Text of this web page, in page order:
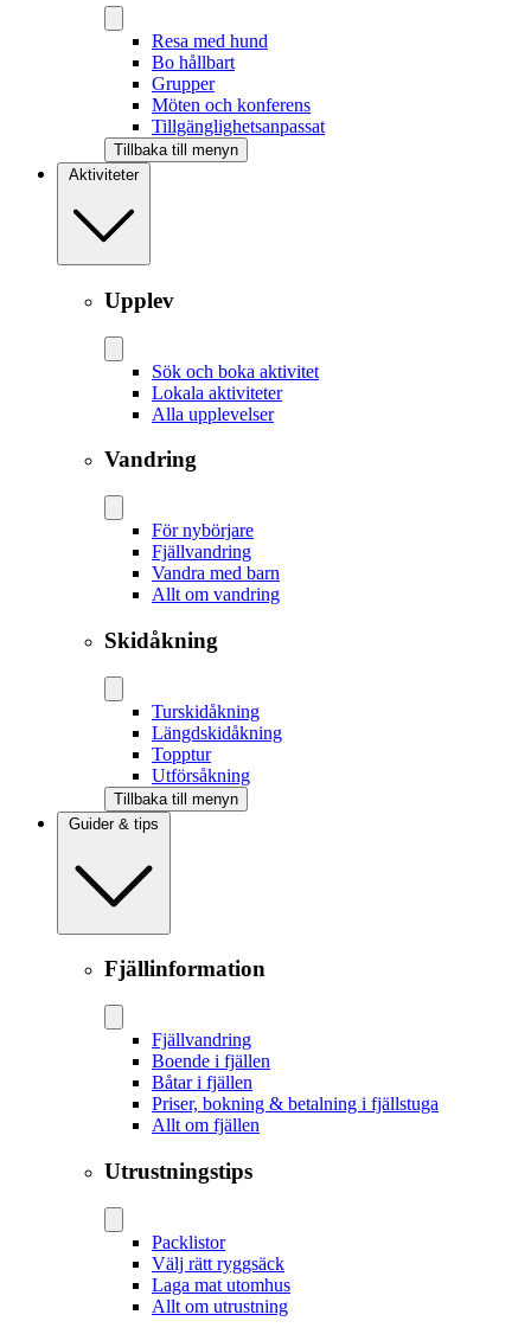
Resa med hund
Bo hållbart
Grupper
Möten och konferens
Tillgänglighetsanpassat
Tillbaka till menyn
Aktiviteter
Upplev
Sök och boka aktivitet
Lokala aktiviteter
Alla upplevelser
Vandring
För nybörjare
Fjällvandring
Vandra med barn
Allt om vandring
Skidåkning
Tur­skidåkning
Längd­skidåkning
Topptur
Utförsåkning
Tillbaka till menyn
Guider & tips
Fjällinformation
Fjällvandring
Boende i fjällen
Båtar i fjällen
Priser, bokning & betalning i fjällstuga
Allt om fjällen
Utrustningstips
Packlistor
Välj rätt ryggsäck
Laga mat utomhus
Allt om utrustning